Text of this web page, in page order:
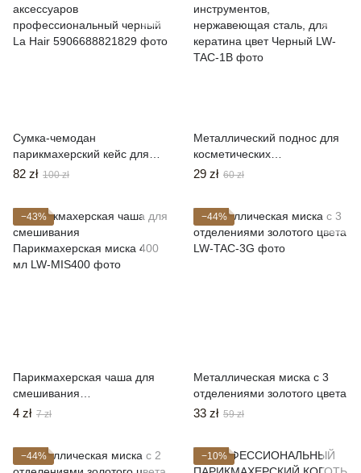
Сумка-чемодан
парикмахерский кейс для
аксессуаров
82 zł 100 zł
Металлический поднос для
косметических
инструментов,
29 zł 60 zł
−43%
Парикмахерская чаша для
смешивания
Парикмахерская миска 400
4 zł 7 zł
−44%
Металлическая миска с 3
отделениями золотого цвета
33 zł 59 zł
−44% −10%